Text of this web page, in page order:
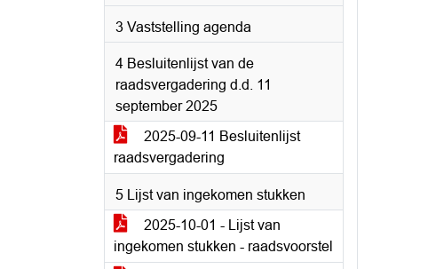
3 Vaststelling agenda
4 Besluitenlijst van de
raadsvergadering d.d. 11
september 2025
2025-09-11 Besluitenlijst
raadsvergadering
5 Lijst van ingekomen stukken
2025-10-01 - Lijst van
ingekomen stukken - raadsvoorstel